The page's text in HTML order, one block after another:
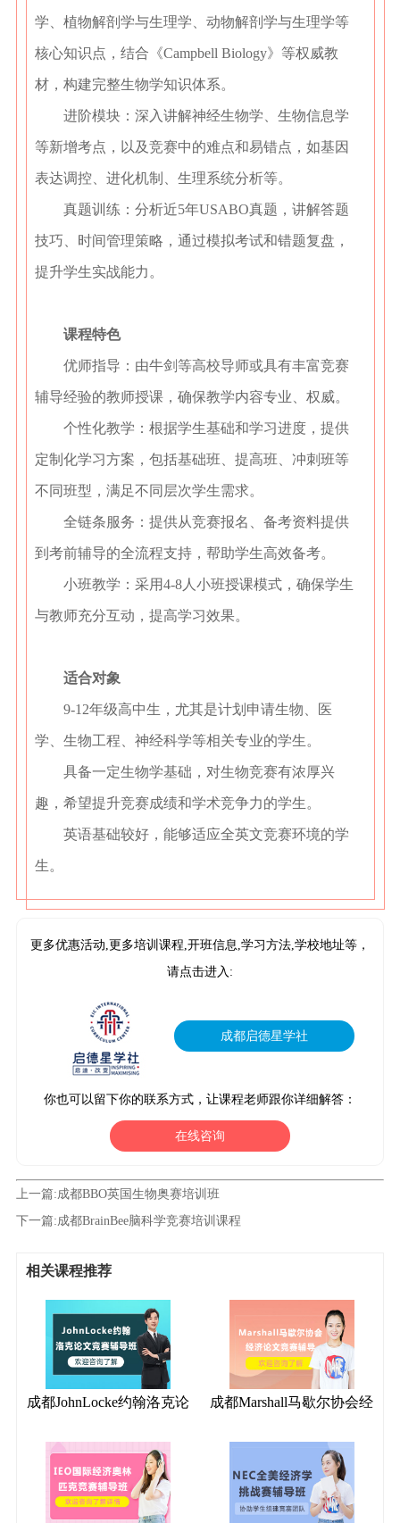
学、植物解剖学与生理学、动物解剖学与生理学等
核心知识点，结合《Campbell Biology》等权威教
材，构建完整生物学知识体系。
进阶模块：深入讲解神经生物学、生物信息学
等新增考点，以及竞赛中的难点和易错点，如基因
表达调控、进化机制、生理系统分析等。
真题训练：分析近5年USABO真题，讲解答题
技巧、时间管理策略，通过模拟考试和错题复盘，
提升学生实战能力。
课程特色
优师指导：由牛剑等高校导师或具有丰富竞赛
辅导经验的教师授课，确保教学内容专业、权威。
个性化教学：根据学生基础和学习进度，提供
定制化学习方案，包括基础班、提高班、冲刺班等
不同班型，满足不同层次学生需求。
全链条服务：提供从竞赛报名、备考资料提供
到考前辅导的全流程支持，帮助学生高效备考。
小班教学：采用4-8人小班授课模式，确保学生
与教师充分互动，提高学习效果。
适合对象
9-12年级高中生，尤其是计划申请生物、医
学、生物工程、神经科学等相关专业的学生。
具备一定生物学基础，对生物竞赛有浓厚兴
趣，希望提升竞赛成绩和学术竞争力的学生。
英语基础较好，能够适应全英文竞赛环境的学
生。
更多优惠活动,更多培训课程,开班信息,学习方法,学校地址等，
请点击进入:
成都启德星学社
你也可以留下你的联系方式，让课程老师跟你详细解答：
在线咨询
上一篇:成都BBO英国生物奥赛培训班
下一篇:成都BrainBee脑科学竞赛培训课程
相关课程推荐
成都JohnLocke约翰洛克论
成都Marshall马歇尔协会经